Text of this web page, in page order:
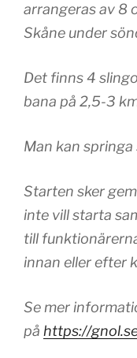
arrangeras av 8
Skåne under
Det finns 4
bana på 2,5-3
Man kan springa
Starten sker
inte vill starta
till
innan eller efter
Se mer
på https://